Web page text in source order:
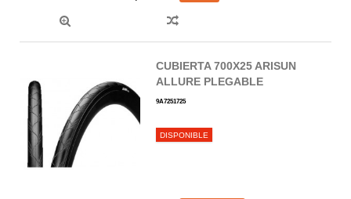
CUBIERTA 700X25 ARISUN
ALLURE PLEGABLE
9A7251725
DISPONIBLE